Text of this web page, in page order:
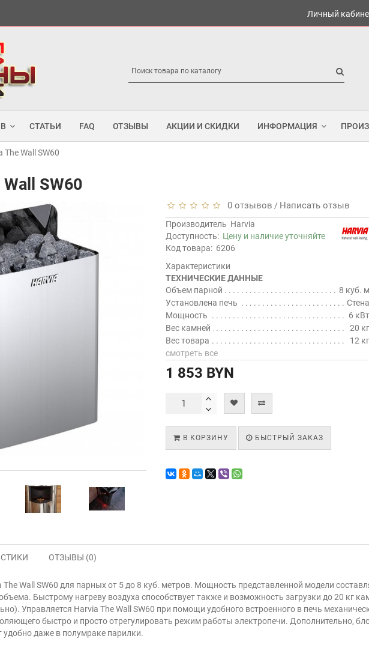
Личный
СТАТЬИ FAQ ОТЗЫВЫ АКЦИИ И СКИДКИ ИНФОРМАЦИЯ
The Wall SW60
SW60
0 отзывов / Написать отзыв
Производитель Harvia
Доступность: Цену и наличие уточняйте
Код товара: 6206
Характеристики
ТЕХНИЧЕСКИЕ ДАННЫЕ
Объем парной
8 куб. м
Установлена печь
Стена
Мощность
6 кВт
Вес камней
20 кг
Вес товара
12 кг
смотреть все
1 853 BYN
В КОРЗИНУ БЫСТРЫЙ ЗАКАЗ
ОТЗЫВЫ (0)
Wall SW60 для парных от 5 до 8 куб. метров. Мощность представленной модели
Быстрому нагреву воздуха способствует также и возможность загрузки до 20 кг
Управляется Harvia The Wall SW60 при помощи удобного встроенного в печь
быстро и просто отрегулировать режим работы электропечи. Дополнительно,
удобно даже в полумраке парилки.